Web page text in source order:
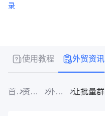
心
录
使用教程 外贸资讯
首页 资源中心 外贸资讯